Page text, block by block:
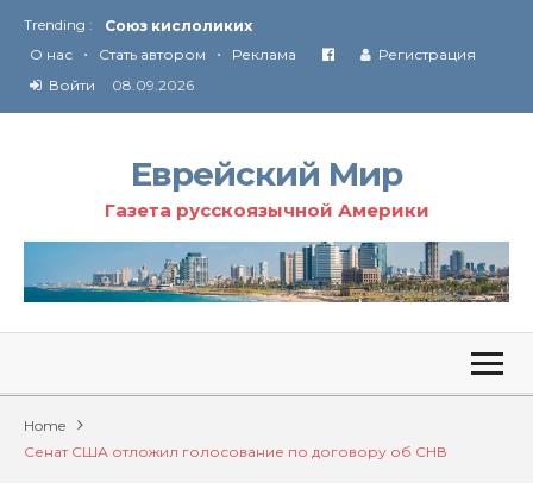
Trending :
Союз кислоликих
Соглашение США с Ираном
Технология Революции в Иране
О нас • Стать автором • Реклама
Регистрация
Войти
08.09.2026
Еврейский Мир
Газета русскоязычной Америки
Home
Сенат США отложил голосование по договору об СНВ